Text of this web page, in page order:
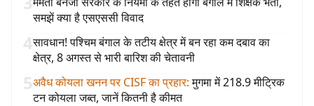
समझें क्या है एसएससी विवाद
4सावधान! पश्चिम बंगाल के तटीय क्षेत्र में बन रहा कम दबाव का
क्षेत्र, 8 अगस्त से भारी बारिश की चेतावनी
5अवैध कोयला खनन पर CISF का प्रहार: मुगमा में 218.9 मीट्रिक
टन कोयला जब्त, जानें कितनी है कीमत